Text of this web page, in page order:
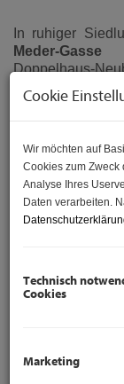
In ruhiger
Meder-Gasse
Nutzfläche,
klare Architektur,
Die Häuser
verbinden
individueller
können nach
die Umsetzung
langlebiges,
Wohnkomfort.
Cookie
Wir möchten auf
Cookies zum Zweck
Analyse Ihres
Daten verarbeiten.
Technisch
Cookies
Marketing